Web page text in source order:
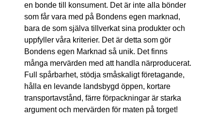
en bonde till konsument. Det är inte alla bönder
som får vara med på Bondens egen marknad,
bara de som själva tillverkat sina produkter och
uppfyller våra kriterier. Det är detta som gör
Bondens egen Marknad så unik. Det finns
många mervärden med att handla närproducerat.
Full spårbarhet, stödja småskaligt företagande,
hålla en levande landsbygd öppen, kortare
transportavstånd, färre förpackningar är starka
argument och mervärden för maten på torget!